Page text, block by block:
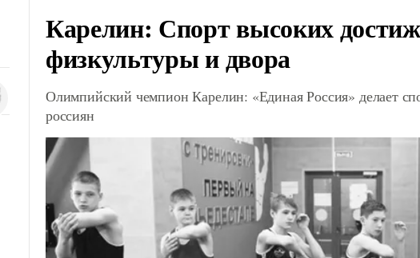
Карелин: Спорт высоких
физкультуры и двора
Олимпийский чемпион Карелин: «Единая Россия» делает
россиян